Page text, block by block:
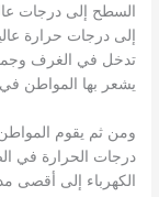
السطح إلى درجات
إلى درجات حرارة
تدخل في الغرف وجميع
يشعر بها المواطن
ومن ثم يقوم
درجات الحرارة في
الكهرباء إلى أقصى